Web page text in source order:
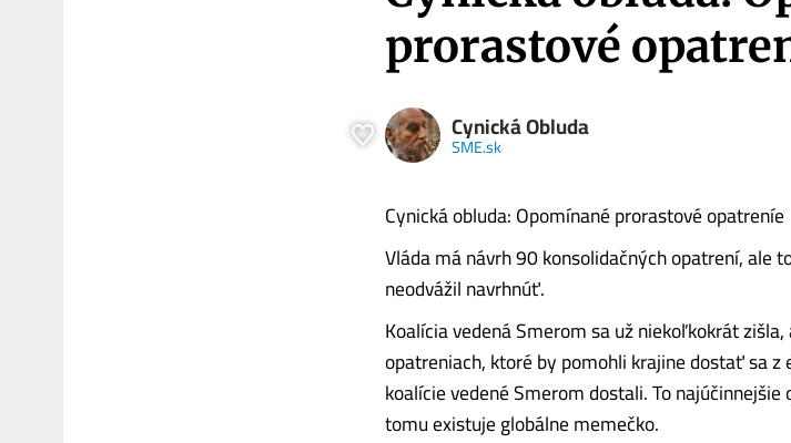
prorastové
Cynická Obluda
SME.sk
Cynická obluda: Opomínané prorastové opatreníe
Vláda má návrh 90 konsolidačných opatrení, ale
neodvážil navrhnúť.
Koalícia vedená Smerom sa už niekoľkokrát
opatreniach, ktoré by pomohli krajine dostať sa
koalície vedené Smerom dostali. To
tomu existuje globálne memečko.